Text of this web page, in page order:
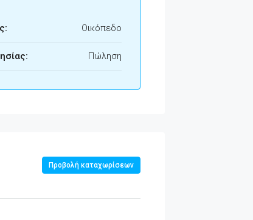
Οικόπεδο
Πώληση
Προβολή καταχωρίσεων